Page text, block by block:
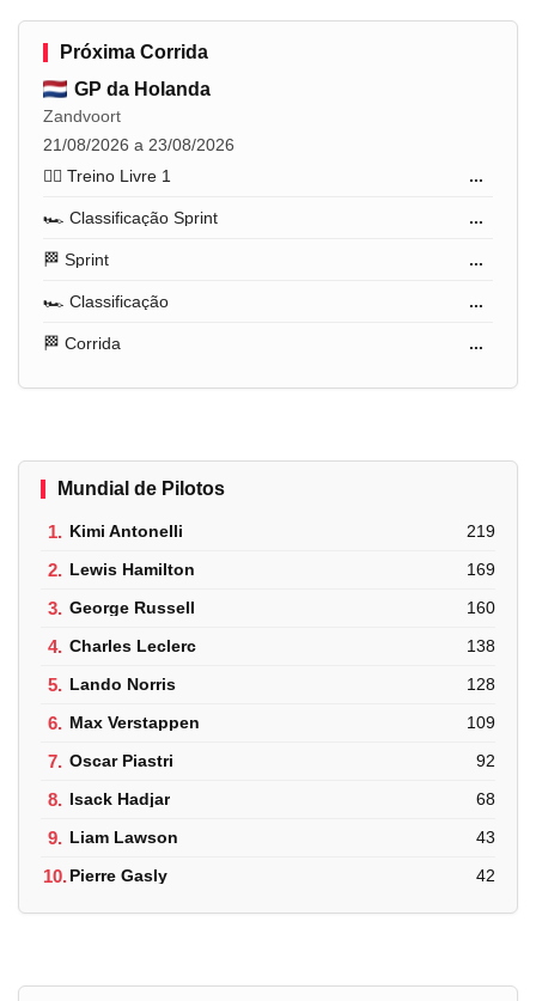
Próxima Corrida
GP da Holanda
Zandvoort
21/08/2026 a 23/08/2026
🏋️‍♂️ Treino Livre 1
...
🏎️ Classificação Sprint ...
🏁 Sprint ...
🏎️ Classificação ...
🏁 Corrida ...
Mundial de Pilotos
1. Kimi Antonelli 219
2. Lewis Hamilton 169
3. George Russell 160
4. Charles Leclerc 138
5. Lando Norris 128
6. Max Verstappen 109
7. Oscar Piastri 92
8. Isack Hadjar 68
9. Liam Lawson 43
10.Pierre Gasly 42